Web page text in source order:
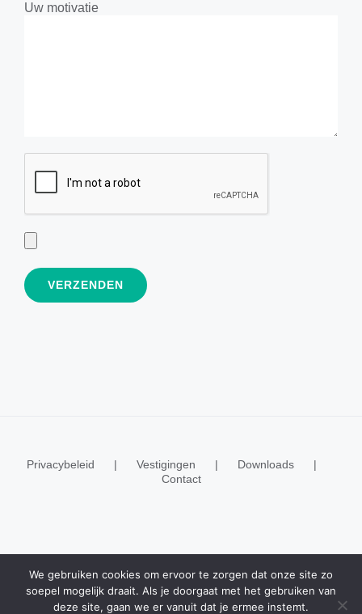
Uw motivatie
Privacybeleid Vestigingen
Downloads
Contact
© Copyright 2020 -2026 | RealisatieESWebMedia
We gebruiken cookies om ervoor te zorgen dat onze site zo
soepel mogelijk draait. Als je doorgaat met het gebruiken van
deze site, gaan we er vanuit dat je ermee instemt.